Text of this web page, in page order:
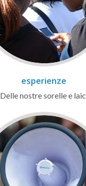
esperienze
Delle nostre sorelle e